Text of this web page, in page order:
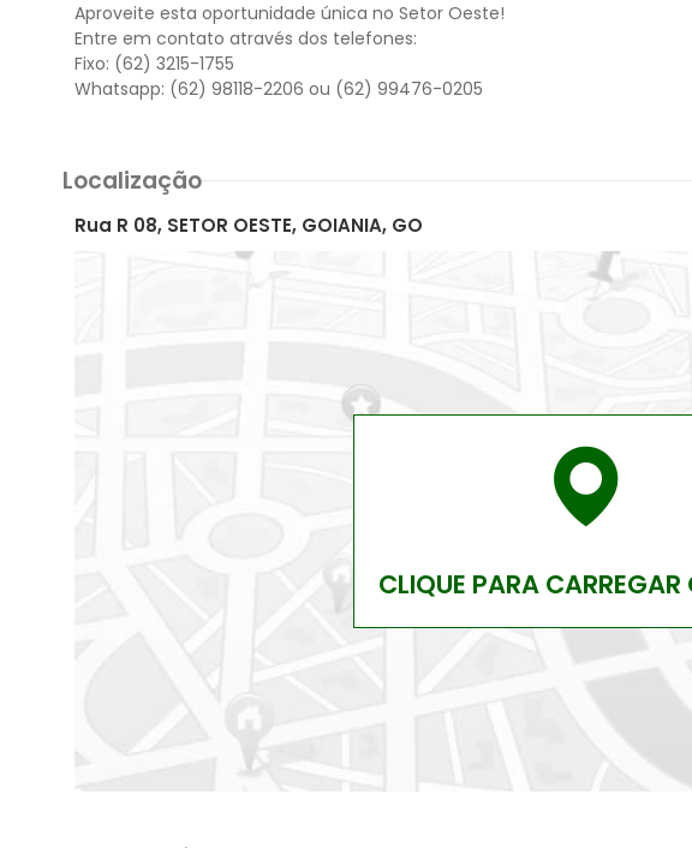
Aproveite esta oportunidade única no Setor Oeste!
Entre em contato através dos telefones:
Fixo: (62) 3215-1755
Localização
Rua R 08, SETOR OESTE, GOIANIA, GO
CLIQUE PARA